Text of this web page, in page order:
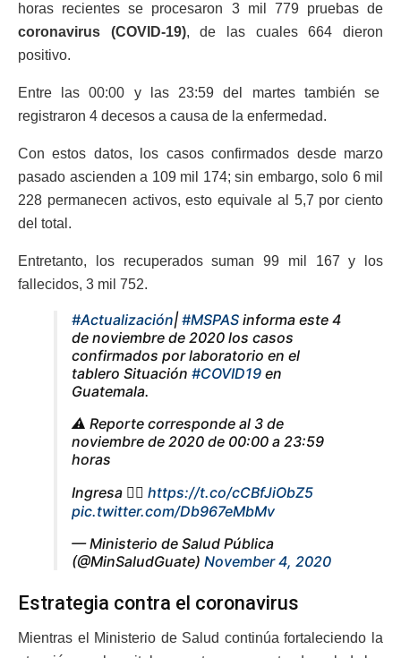
horas recientes se procesaron 3 mil 779 pruebas de
coronavirus (COVID-19), de las cuales 664 dieron
positivo.
Entre las 00:00 y las 23:59 del martes también se
registraron 4 decesos a causa de la enfermedad.
Con estos datos, los casos confirmados desde marzo
pasado ascienden a 109 mil 174; sin embargo, solo 6 mil
228 permanecen activos, esto equivale al 5,7 por ciento
del total.
Entretanto, los recuperados suman 99 mil 167 y los
fallecidos, 3 mil 752.
#Actualización| #MSPAS informa este 4
de noviembre de 2020 los casos
confirmados por laboratorio en el
tablero Situación #COVID19 en
Guatemala.
⚠️ Reporte corresponde al 3 de
noviembre de 2020 de 00:00 a 23:59
horas
Ingresa 👉🏻 https://t.co/cCBfJiObZ5
pic.twitter.com/Db967eMbMv
— Ministerio de Salud Pública
(@MinSaludGuate) November 4, 2020
Estrategia contra el coronavirus
Mientras el Ministerio de Salud continúa fortaleciendo la